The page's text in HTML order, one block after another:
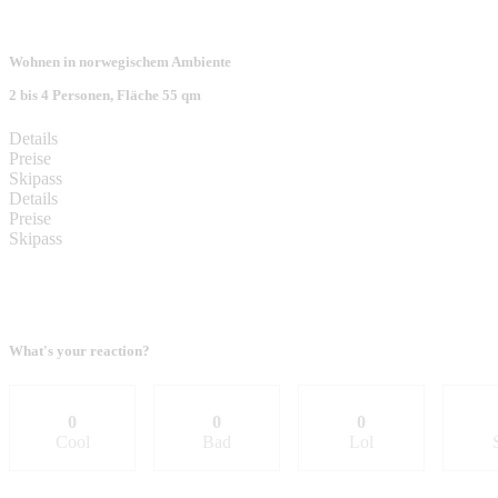
Wohnen in norwegischem Ambiente
2 bis 4 Personen, Fläche 55 qm
Details
Preise
Skipass
Details
Preise
Skipass
What's your reaction?
0
Cool
0
Bad
0
Lol